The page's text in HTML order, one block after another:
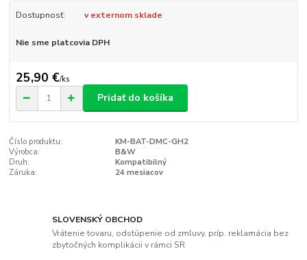
Dostupnosť: v externom sklade
Nie sme platcovia DPH
25,90 €/ks
Pridať do košíka
Číslo produktu:
KM-BAT-DMC-GH2
Výrobca:
B&W
Druh:
Kompatibilný
Záruka:
24 mesiacov
SLOVENSKÝ OBCHOD
Vrátenie tovaru, odstúpenie od zmluvy, príp. reklamácia bez
zbytočných komplikácii v rámci SR